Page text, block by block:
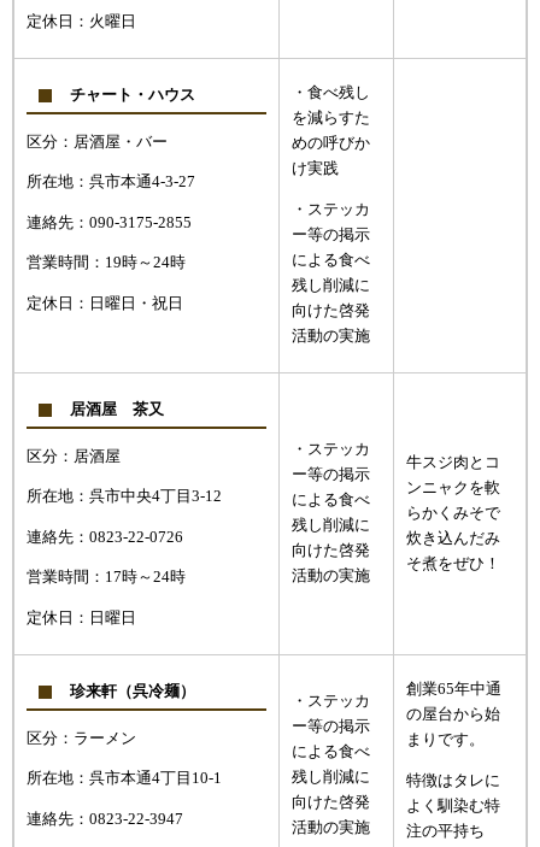
定休日：火曜日
チャート・ハウス
区分：居酒屋・バー
所在地：呉市本通4-3-27
連絡先：090-3175-2855
営業時間：19時～24時
定休日：日曜日・祝日
・食べ残し
を減らすた
めの呼びか
け実践
・ステッカ
ー等の掲示
による食べ
残し削減に
向けた啓発
活動の実施
居酒屋 茶又
区分：居酒屋
所在地：呉市中央4丁目3-12
連絡先：0823-22-0726
営業時間：17時～24時
定休日：日曜日
・ステッカ
ー等の掲示
による食べ
残し削減に
向けた啓発
活動の実施
牛スジ肉とコ
ンニャクを軟
らかくみそで
炊き込んだみ
そ煮をぜひ！
珍来軒（呉冷麺）
区分：ラーメン
所在地：呉市本通4丁目10-1
連絡先：0823-22-3947
・ステッカ
ー等の掲示
による食べ
残し削減に
向けた啓発
活動の実施
創業65年中通
の屋台から始
まりです。
特徴はタレに
よく馴染む特
注の平持ち